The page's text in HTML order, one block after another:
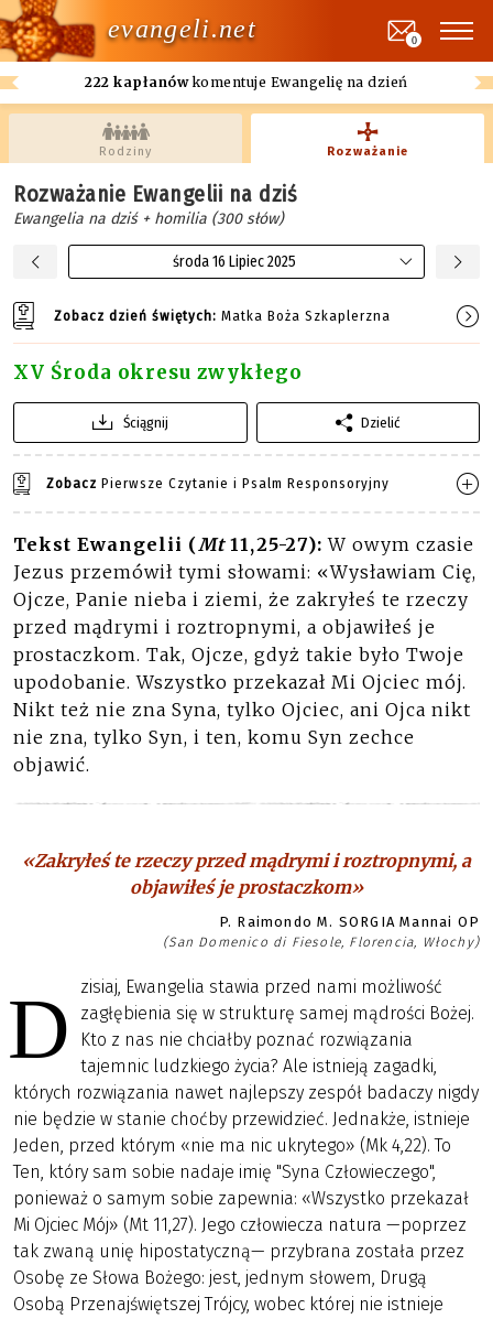
evangeli.net
222 kapłanówkomentuje Ewangelię na dzień
0
Rodziny Rozważanie
Rozważanie Ewangelii na dziś
Ewangelia na dziś + homilia (300 słów)
środa 16 Lipiec 2025
Zobacz dzień świętych: Matka Boża Szkaplerzna
XV Środa okresu zwykłego
Ściągnij Dzielić
Zobacz Pierwsze Czytanie i Psalm Responsoryjny
Tekst Ewangelii (Mt11,25-27): W owym czasie
Jezus przemówił tymi słowami: «Wysławiam Cię,
Ojcze, Panie nieba i ziemi, że zakryłeś te rzeczy
przed mądrymi i roztropnymi, a objawiłeś je
prostaczkom. Tak, Ojcze, gdyż takie było Twoje
upodobanie. Wszystko przekazał Mi Ojciec mój.
Nikt też nie zna Syna, tylko Ojciec, ani Ojca nikt
nie zna, tylko Syn, i ten, komu Syn zechce
objawić.
«Zakryłeś te rzeczy przed mądrymi i roztropnymi, a
objawiłeś je prostaczkom»
P. Raimondo M. SORGIA Mannai OP
(San Domenico di Fiesole, Florencia, Włochy)
D
zisiaj, Ewangelia stawia przed nami możliwość
zagłębienia się w strukturę samej mądrości Bożej.
Kto z nas nie chciałby poznać rozwiązania
tajemnic ludzkiego życia? Ale istnieją zagadki,
których rozwiązania nawet najlepszy zespół badaczy nigdy
nie będzie w stanie choćby przewidzieć. Jednakże, istnieje
Jeden, przed którym «nie ma nic ukrytego» (Mk 4,22). To
Ten, który sam sobie nadaje imię "Syna Człowieczego",
ponieważ o samym sobie zapewnia: «Wszystko przekazał
Mi Ojciec Mój» (Mt 11,27). Jego człowiecza natura —poprzez
tak zwaną unię hipostatyczną— przybrana została przez
Osobę ze Słowa Bożego: jest, jednym słowem, Drugą
Osobą Przenajświętszej Trójcy, wobec której nie istnieje